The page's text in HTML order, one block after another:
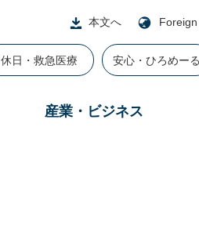
本文へ
休日・救急医療 安心・ひろめーる
産業・ビジネス